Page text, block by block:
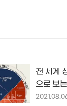
전 세계
으로 보
인포그래